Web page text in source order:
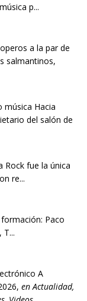
p...
a la par de
salmantinos,
música Hacia
del salón de
Rock fue la única
re...
Paco
T...
A
enActualidad,